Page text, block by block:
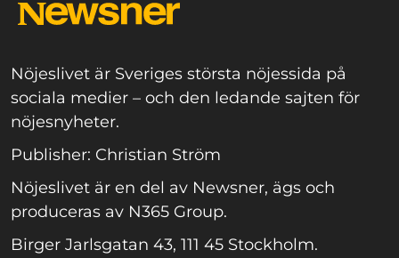
Nöjeslivet är Sveriges största nöjessida på
sociala medier – och den ledande sajten för
nöjesnyheter.
Publisher: Christian Ström
Nöjeslivet är en del av Newsner, ägs och
produceras av N365 Group.
Birger Jarlsgatan 43, 111 45 Stockholm.